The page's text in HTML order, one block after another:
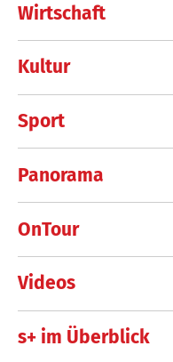
Wirtschaft
Kultur
Sport
Panorama
OnTour
Videos
s+ im Überblick